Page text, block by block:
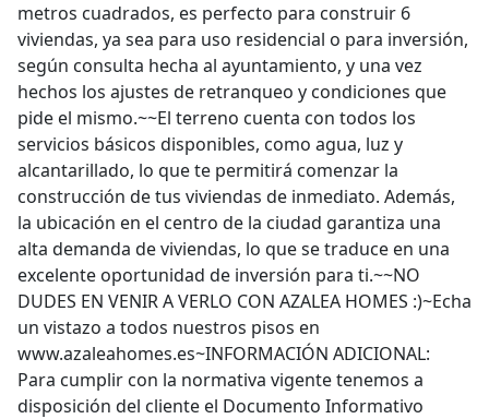
metros cuadrados, es perfecto para construir 6
viviendas, ya sea para uso residencial o para inversión,
según consulta hecha al ayuntamiento, y una vez
hechos los ajustes de retranqueo y condiciones que
pide el mismo.~~El terreno cuenta con todos los
servicios básicos disponibles, como agua, luz y
alcantarillado, lo que te permitirá comenzar la
construcción de tus viviendas de inmediato. Además,
la ubicación en el centro de la ciudad garantiza una
alta demanda de viviendas, lo que se traduce en una
excelente oportunidad de inversión para ti.~~NO
DUDES EN VENIR A VERLO CON AZALEA HOMES :)~Echa
un vistazo a todos nuestros pisos en
www.azaleahomes.es~INFORMACIÓN ADICIONAL:
Para cumplir con la normativa vigente tenemos a
disposición del cliente el Documento Informativo